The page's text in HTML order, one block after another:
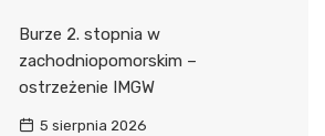
Burze 2. stopnia w
zachodniopomorskim –
ostrzeżenie IMGW
5 sierpnia 2026